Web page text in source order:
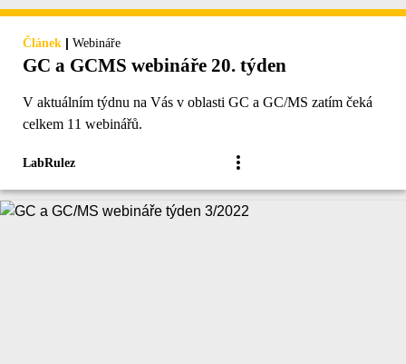
Článek | Webináře
GC a GCMS webináře 20. týden
V aktuálním týdnu na Vás v oblasti GC a GC/MS zatím čeká
celkem 11 webinářů.
LabRulez